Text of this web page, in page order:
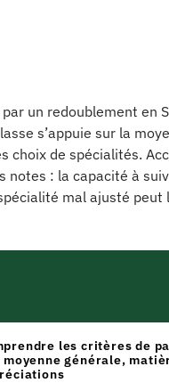
un redoublement en
s’appuie sur la
choix de spécialités.
notes : la capacité à
mal ajusté peut
les critères de
moyenne générale,